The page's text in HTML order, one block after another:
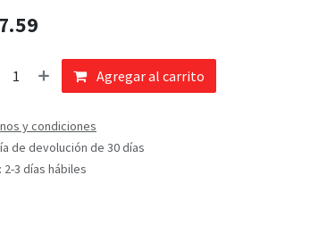
Agregar al carrito
y condiciones
de devolución de 30 días
2-3 días hábiles